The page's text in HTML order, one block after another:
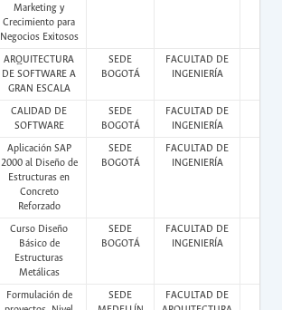
Marketing y
Crecimiento para
Negocios Exitosos
ARQUITECTURA
DE SOFTWARE A
GRAN ESCALA
SEDE
BOGOTÁ
FACULTAD DE
INGENIERÍA
CALIDAD DE
SOFTWARE
SEDE
BOGOTÁ
FACULTAD DE
INGENIERÍA
Aplicación SAP
2000 al Diseño de
Estructuras en
Concreto
Reforzado
SEDE
BOGOTÁ
FACULTAD DE
INGENIERÍA
Curso Diseño
Básico de
Estructuras
Metálicas
SEDE
BOGOTÁ
FACULTAD DE
INGENIERÍA
Formulación de
SEDE
FACULTAD DE